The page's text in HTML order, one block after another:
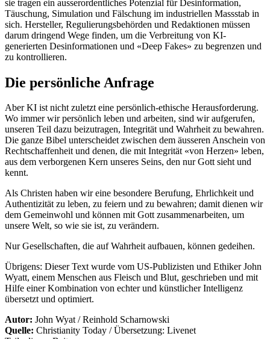
sie tragen ein ausserordentliches Potenzial für Desinformation,
Täuschung, Simulation und Fälschung im industriellen Massstab in
sich. Hersteller, Regulierungsbehörden und Redaktionen müssen
darum dringend Wege finden, um die Verbreitung von KI-
generierten Desinformationen und «Deep Fakes» zu begrenzen und
zu kontrollieren.
Die persönliche Anfrage
Aber KI ist nicht zuletzt eine persönlich-ethische Herausforderung.
Wo immer wir persönlich leben und arbeiten, sind wir aufgerufen,
unseren Teil dazu beizutragen, Integrität und Wahrheit zu bewahren.
Die ganze Bibel unterscheidet zwischen dem äusseren Anschein von
Rechtschaffenheit und denen, die mit Integrität «von Herzen» leben,
aus dem verborgenen Kern unseres Seins, den nur Gott sieht und
kennt.
Als Christen haben wir eine besondere Berufung, Ehrlichkeit und
Authentizität zu leben, zu feiern und zu bewahren; damit dienen wir
dem Gemeinwohl und können mit Gott zusammenarbeiten, um
unsere Welt, so wie sie ist, zu verändern.
Nur Gesellschaften, die auf Wahrheit aufbauen, können gedeihen.
Übrigens: Dieser Text wurde vom US-Publizisten und Ethiker John
Wyatt, einem Menschen aus Fleisch und Blut, geschrieben und mit
Hilfe einer Kombination von echter und künstlicher Intelligenz
übersetzt und optimiert.
Autor: John Wyat / Reinhold Scharnowski
Quelle: Christianity Today / Übersetzung: Livenet